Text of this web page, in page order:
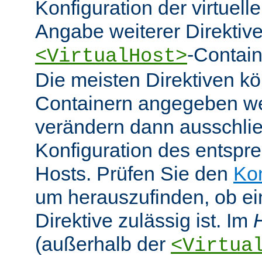
Konfiguration der
Angabe weiterer
<VirtualHost>-
Die meisten Direktiven
Containern angegeben
verändern dann
Konfiguration des
Hosts. Prüfen Sie den
um herauszufinden, ob
Direktive zulässig ist. Im
(außerhalb der